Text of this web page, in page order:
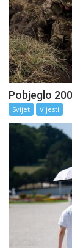
Pobjeglo
Svijet Vijesti